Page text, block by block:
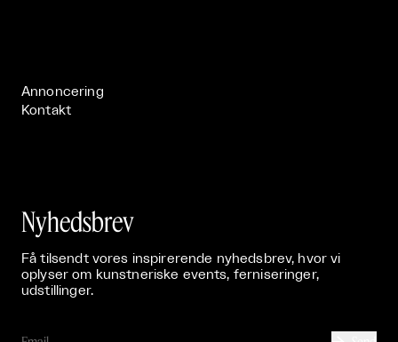
Annoncering
Kontakt
Nyhedsbrev
Få tilsendt vores inspirerende nyhedsbrev, hvor vi
oplyser om kunstneriske events, ferniseringer,
udstillinger.